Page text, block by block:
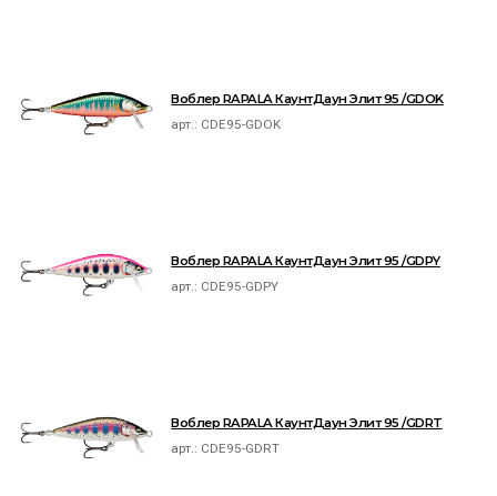
Воблер RAPALA КаунтДаун Элит 95 /GDOK
арт.: CDE95-GDOK
Воблер RAPALA КаунтДаун Элит 95 /GDPY
арт.: CDE95-GDPY
Воблер RAPALA КаунтДаун Элит 95 /GDRT
арт.: CDE95-GDRT